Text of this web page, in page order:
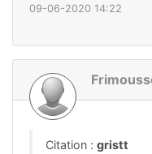
09-06-2020 14:22
Citation : gristt